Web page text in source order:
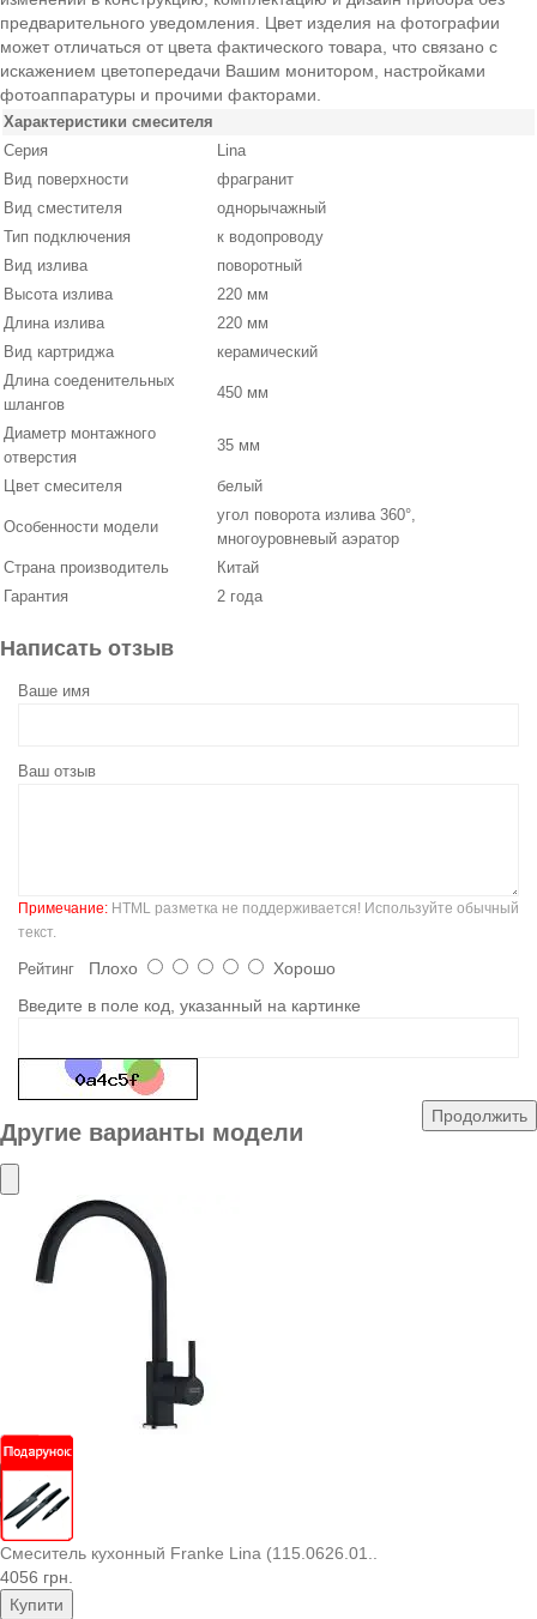
предварительного уведомления. Цвет изделия на фотографии
может отличаться от цвета фактического товара, что связано с
искажением цветопередачи Вашим монитором, настройками
фотоаппаратуры и прочими факторами.
Характеристики смесителя
Серия
Lina
Вид поверхности
фрагранит
Вид сместителя
однорычажный
Тип подключения
к водопроводу
Вид излива
поворотный
Высота излива
220 мм
Длина излива
220 мм
Вид картриджа
керамический
Длина соеденительных
шлангов
450 мм
Диаметр монтажного
отверстия
35 мм
Цвет смесителя белый
Особенности модели
угол поворота излива 360°,
многоуровневый аэратор
Страна производитель
Китай
Гарантия
2 года
Написать отзыв
Ваше имя
Ваш отзыв
Примечание: HTML разметка не поддерживается! Используйте обычный
текст.
Рейтинг Плохо
Хорошо
Введите в поле код, указанный на картинке
Продолжить
Другие варианты модели
Смеситель кухонный Franke Lina (115.0626.01..
4056 грн.
Купити